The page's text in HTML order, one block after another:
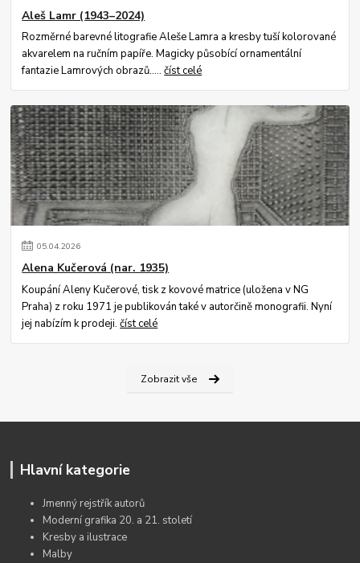
Aleš Lamr (1943–2024)
Rozměrné barevné litografie Aleše Lamra a kresby tuší kolorované
akvarelem na ručním papíře. Magicky působící ornamentální
fantazie Lamrových obrazů.....číst celé
05.04.2026
Alena Kučerová (nar. 1935)
Koupání Aleny Kučerové, tisk z kovové matrice (uložena v NG
Praha) z roku 1971 je publikován také v autorčině monografii. Nyní
jej nabízím k prodeji.číst celé
Zobrazit vše
Hlavní kategorie
Jmenný rejstřík autorů
Moderní grafika 20. a 21. století
Kresby a ilustrace
Malby